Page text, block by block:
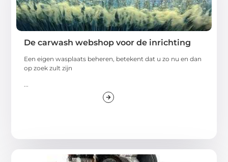
De carwash webshop voor de inrichting
Een eigen wasplaats beheren, betekent dat u zo nu en dan
op zoek zult zijn